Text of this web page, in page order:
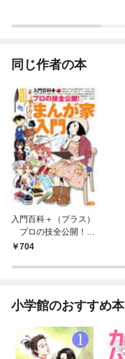
同じ作者の本
入門百科＋（プラス）
プロの技全公開！ま
んが家入門
704
小学館のおすすめ本